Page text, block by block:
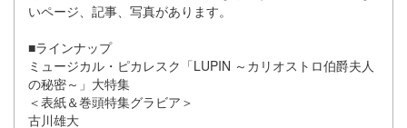
いページ、記事、写真があります。
■ラインナップ
ミュージカル・ピカレスク「LUPIN ～カリオストロ伯爵夫人
の秘密～」大特集
＜表紙＆巻頭特集グラビア＞
古川雄大